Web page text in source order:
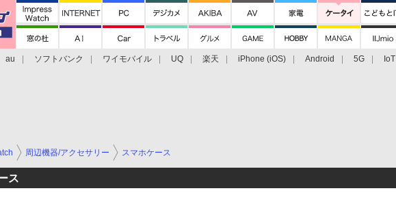
au ソフトバンク ワイモバイル UQ 楽天 iPhone (iOS) Android 5G IoT
周辺機器/アクセサリー スマホケース
ス